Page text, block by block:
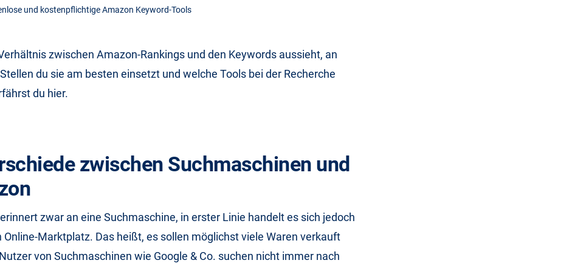
und kostenpflichtige Amazon Keyword-Tools
zwischen Amazon-Rankings und den Keywords aussieht, an
du sie am besten einsetzt und welche Tools bei der Recherche
du hier.
zwischen Suchmaschinen und
zwar an eine Suchmaschine, in erster Linie handelt es sich jedoch
Online-Marktplatz. Das heißt, es sollen möglichst viele Waren verkauft
von Suchmaschinen wie Google & Co. suchen nicht immer nach